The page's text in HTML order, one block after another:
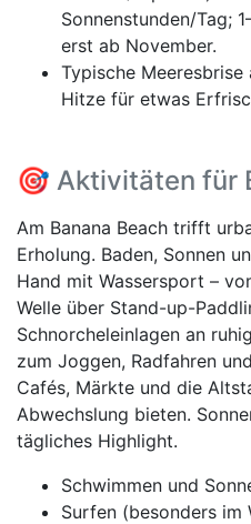
Sonnenstunden/Tag;
erst ab November.
Typische
Hitze für etwas
🎯 Aktivitäten für
Am Banana Beach trifft
Erholung. Baden, Sonnen
Hand mit Wassersport –
Welle über Stand-up-
Schnorcheleinlagen an
zum Joggen, Radfahren
Cafés, Märkte und die
Abwechslung bieten.
tägliches Highlight.
Schwimmen und
Surfen (besonders im